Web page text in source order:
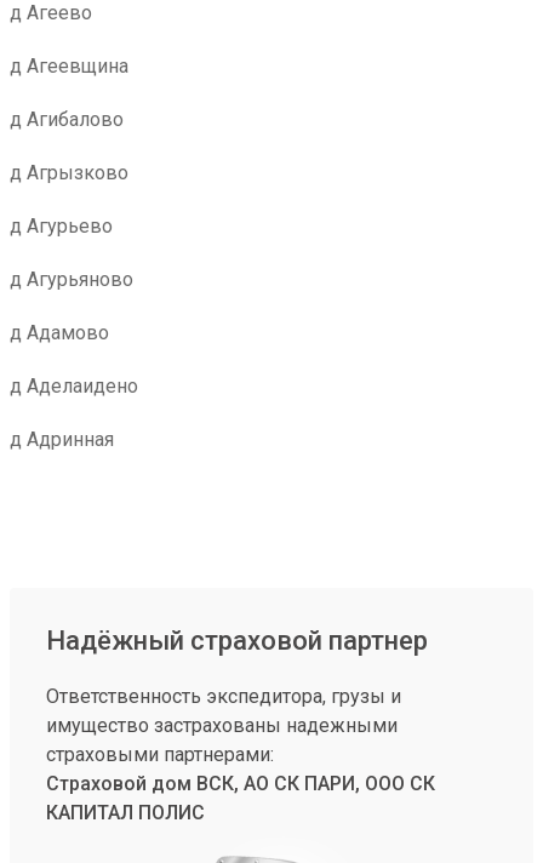
д Агеево
д Агеевщина
д Агибалово
д Агрызково
д Агурьево
д Агурьяново
д Адамово
д Аделаидено
д Адринная
Надёжный страховой партнер
Ответственность экспедитора, грузы и
имущество застрахованы надежными
страховыми партнерами:
Страховой дом ВСК, АО СК ПАРИ, ООО СК
КАПИТАЛ ПОЛИС